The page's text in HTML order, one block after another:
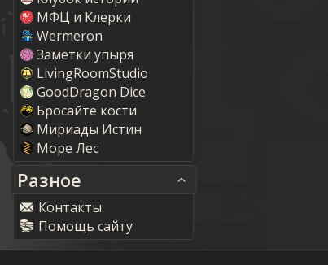
МФЦ и Клерки
Wermeron
Заметки упыря
LivingRoomStudio
GoodDragon Dice
Бросайте кости
Мириады Истин
Море Лес
Разное
Контакты
Помощь сайту